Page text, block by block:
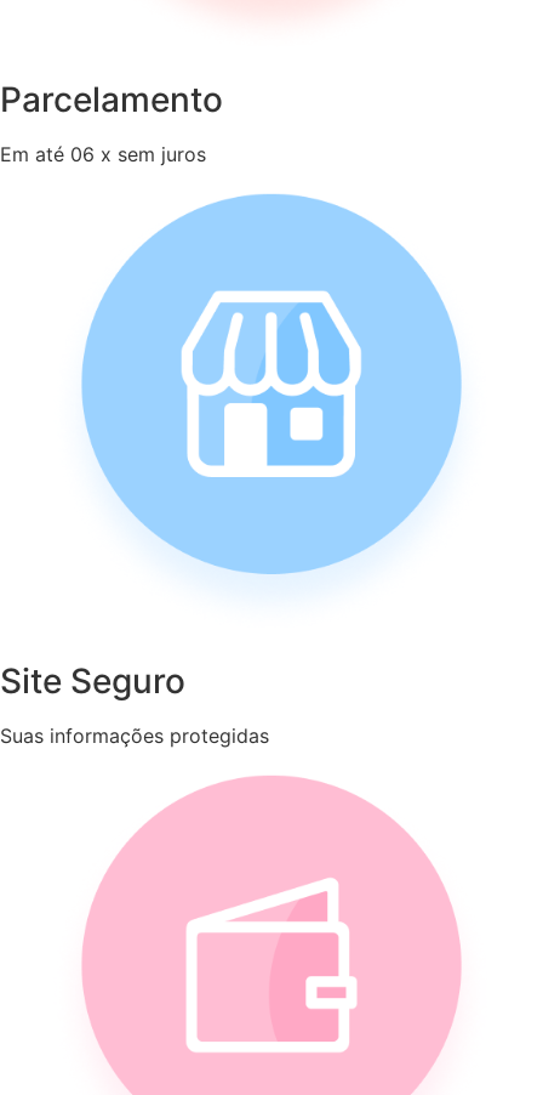
Parcelamento
Em até 06 x sem juros
Site Seguro
Suas informações protegidas